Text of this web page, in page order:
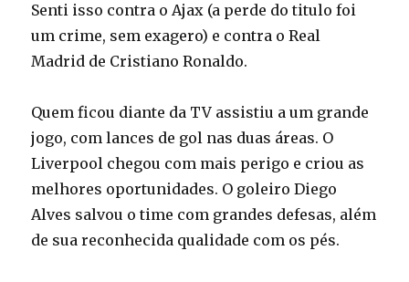
Senti isso contra o Ajax (a perde do titulo foi
um crime, sem exagero) e contra o Real
Madrid de Cristiano Ronaldo.
Quem ficou diante da TV assistiu a um grande
jogo, com lances de gol nas duas áreas. O
Liverpool chegou com mais perigo e criou as
melhores oportunidades. O goleiro Diego
Alves salvou o time com grandes defesas, além
de sua reconhecida qualidade com os pés.